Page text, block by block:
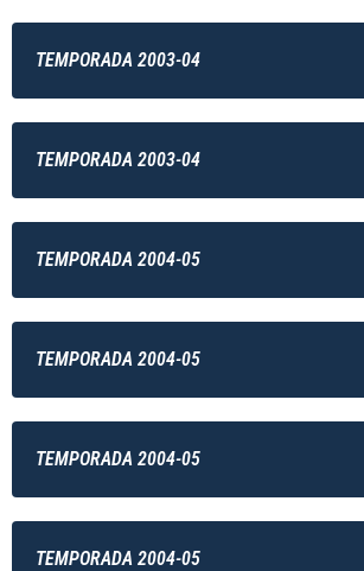
TEMPORADA 2003-04
TEMPORADA 2003-04
TEMPORADA 2004-05
TEMPORADA 2004-05
TEMPORADA 2004-05
TEMPORADA 2004-05